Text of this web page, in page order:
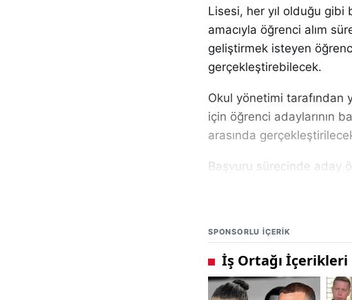
Lisesi, her yıl olduğu gibi
amacıyla öğrenci alım
geliştirmek isteyen
gerçekleştirebilecek.
Okul yönetimi tarafından
için öğrenci adaylarının
arasında
Başvuru sürecinde aday
işlemlerini zamanında
sürdürmek isteyen
Sivas’ta eğitim ve gençlik
ayrıca
bilgilere ulaşabiliyor.
SPONSORLU IÇERIK